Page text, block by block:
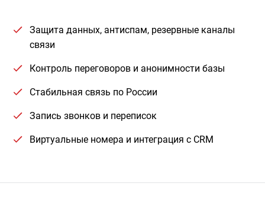
Защита данных, антиспам, резервные каналы
связи
Контроль переговоров и анонимности базы
Стабильная связь по России
Запись звонков и переписок
Виртуальные номера и интеграция с CRM